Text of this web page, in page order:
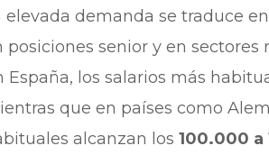
elevada demanda se traduce en
posiciones senior y en
España, los salarios más
que en países como
alcanzan los 100.000 a